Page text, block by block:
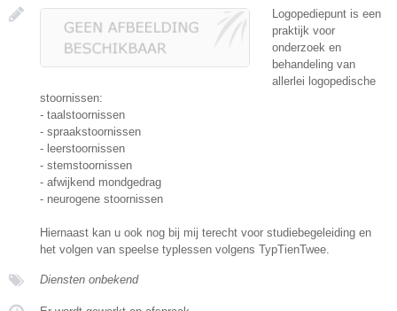
Logopediepunt is een
praktijk voor
onderzoek en
behandeling van
allerlei logopedische
stoornissen:
- taalstoornissen
- spraakstoornissen
- leerstoornissen
- stemstoornissen
- afwijkend mondgedrag
- neurogene stoornissen
Hiernaast kan u ook nog bij mij terecht voor studiebegeleiding en
het volgen van speelse typlessen volgens TypTienTwee.
Diensten onbekend